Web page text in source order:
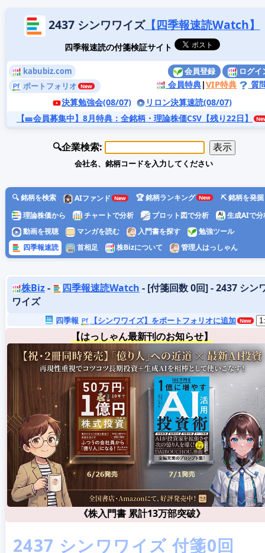
2437 シンワワイズ【四季報速読Watch】
四季報速読の付箋検証サイト
kabubiz.com
ポートフォリオ
会員登録 ログイ
会員特典|VIP特典
質
決算勉強会(08/07)
リロン決算速読(08/07)
【🎫会員募集中】8月特典 ：全銘柄・理論株価CSV【残り22日】
🔍企業検索:
会社名、銘柄コードを入力してください
🔍 銘柄を検索 AIファンド 🏆 銘柄ランキング
⛏️ 銘柄を発掘
理論株価から
チャートで分析 プロット図で分析
生成AIで分
動画を視聴
マンガを読む 入門書を探す
勉強ツール
四季報速読
首相足 株Bizについて 管理人はっしゃん
株Biz- 四季報速読Watch - [付箋回数 0回] - 2437 シン
ワイズ
四季報 【シンワワイズ】をポートフォリオに追加
【はっしゃん最新刊のお知らせ】
《株入門書 累計13万部突破》